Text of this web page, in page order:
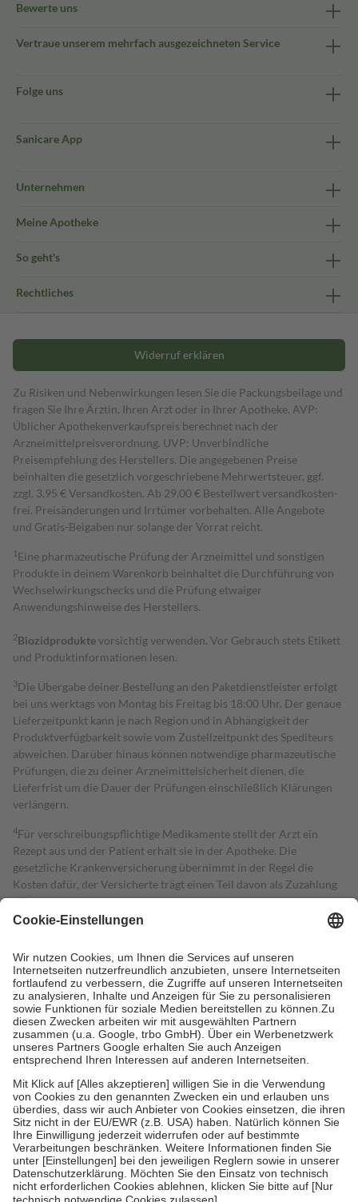
Bewerte uns
Vertraue unserem mehrfach ausgezeichneten Service
Folge uns
Sanicare App
Unternehmen
Meine Apotheke
So geht's
Rechtliches
Widerruf erklären
Zu Risiken und Nebenwirkungen lesen Sie die Packungsbeilage und
fragen Sie Ihre Ärztin, Ihren Arzt oder in Ihrer Apotheke. AVP:
Üblicher Apothekenverkaufspreis berechnet nach der
Arzneimittelpreisverordnung. UVP: Unverbindliche
Preisempfehlung des Herstellers. Die angegebenen Preise
beinhalten die gesetzlich vorgeschriebene Mehrwertsteuer, ggf.
zzgl. 3,95 € Versandkosten. Ab 29,00 € Bestell­wert versand­kosten­
frei. Preisänderungen und Irrtümer vorbehalten. Alle Angebote
und Gratis-Beigaben nur solange der Vorrat reicht.
1 Eine pharmazeutische Prüfung der Arzneimittel und sonstigen
Produkte in deinem Warenkorb beinhaltet die Durchführung von
Wechselwirkungschecks und die Prüfung etwaiger
Anwendungshinweise des Herstellers.
2Biozidproduktevorsichtig verwenden. Vor Gebrauch stets Etikett
und Produktinformationen lesen.
3Die Übergabe deiner Bestellung an den Paketdienstleister erfolgt
bei uns werktags von Montag bis Freitag bis 18:00 Uhr. Der genaue
Lieferzeitpunkt kann je nach Region und in Abhängigkeit der
Produktverfügbarkeit sowie vom Zustellzeitpunkt des Spediteurs
abweichen. Darüber hinaus können notwendige pharmazeutische
Prüfungen, die zu deiner Arzneimittelsicherheit dienen, die
Lieferfrist um die Dauer der Prüfungen einschließlich Klärungen
verlängern.
4Für verschreibungspflichtige Medikamente stellt der Arzt ein
Rezept aus und der Patient erhält sie in der Apotheke. Die
gesetzliche Krankenversicherung übernimmt in der Regel die
Kosten dafür, der Versicherte trägt einen Teil davon als Zuzahlung
mit.
Grundsätzlich leisten Mitglieder Zuzahlungen in Höhe von zehn
höchstens zehn Euro.
Es sind jedoch nie mehr als die tatsächlichen
Kosten der Leistung zu entrichten.
Diese Regeln gelten grundsätzlich auch für Online-Apotheken.
Bei Heilmitteln und häuslicher Krankenpflege beträgt die
Zuzahlung zehn Prozent der Kosten sowie zehn Euro je
Verordnung.
Um das Engagement der Versicherten für ihre eigene Gesundheit zu
stärken und die besondere Stellung der Familie zu unterstützen,
fallenkeine Zuzahlungenan bei:
• Kindern und Jugendlichen bis zum vollendeten 18. Lebensjahr
mit Ausnahme der Fahrkosten
• Untersuchungen zur Vorsorge und Früherkennung, die von der
GKV getragen werden
• empfohlenen Schutzimpfungen
• Harn- und Blutteststreifen